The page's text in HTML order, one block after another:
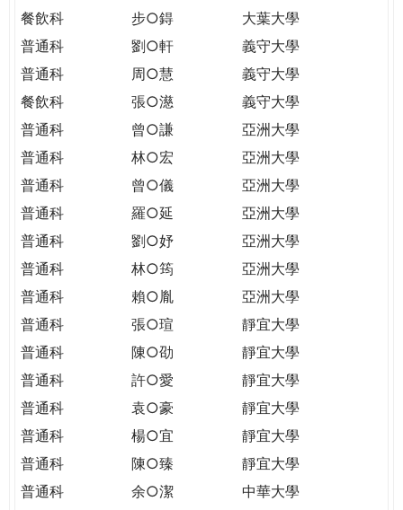
餐飲科
步○鍀
大葉大學
普通科
劉○軒
義守大學
普通科
周○慧
義守大學
餐飲科
張○濨
義守大學
普通科
曾○謙
亞洲大學
普通科
林○宏
亞洲大學
普通科
曾○儀
亞洲大學
普通科
羅○延
亞洲大學
普通科
劉○妤
亞洲大學
普通科
林○筠
亞洲大學
普通科
賴○胤
亞洲大學
普通科
張○瑄
靜宜大學
普通科
陳○劭
靜宜大學
普通科
許○愛
靜宜大學
普通科
袁○豪
靜宜大學
普通科
楊○宜
靜宜大學
普通科
陳○臻
靜宜大學
普通科
余○潔
中華大學